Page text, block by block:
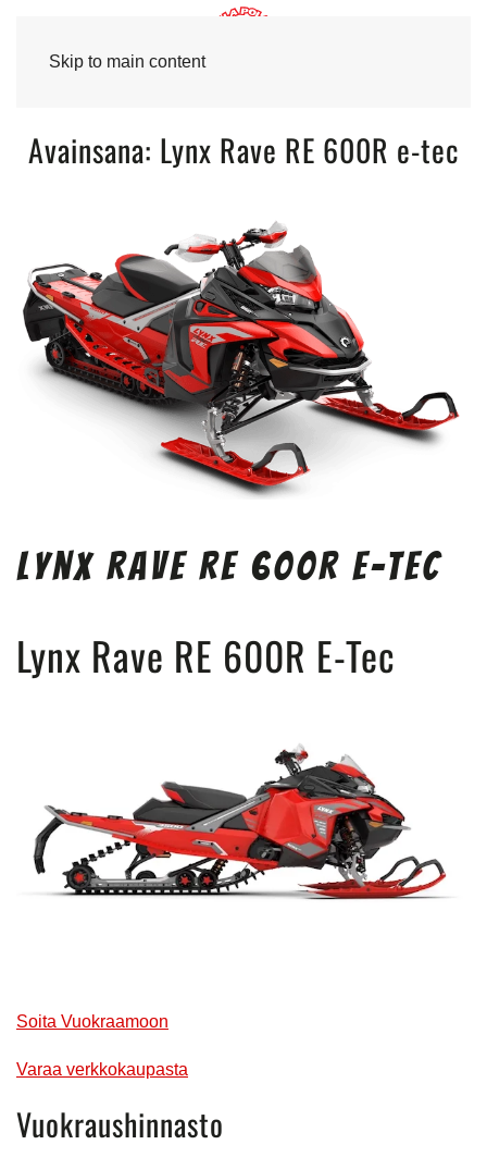
Skip to main content
Avainsana: Lynx Rave RE 600R e-tec
Lynx Rave RE 600R E-Tec
Lynx Rave RE 600R E-Tec
Soita Vuokraamoon
Varaa verkkokaupasta
Vuokraushinnasto